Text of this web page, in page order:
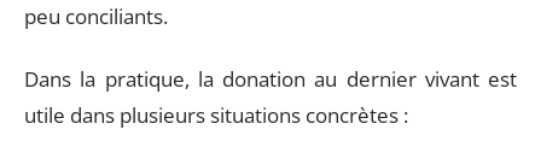
peu conciliants.
Dans la pratique, la donation au dernier vivant est
utile dans plusieurs situations concrètes :